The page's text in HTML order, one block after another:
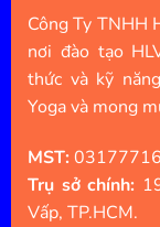
Công Ty TNHH
nơi đào tạo
thức và kỹ
Yoga và mong
MST:
Trụ sở chính:
Vấp, TP.HCM.